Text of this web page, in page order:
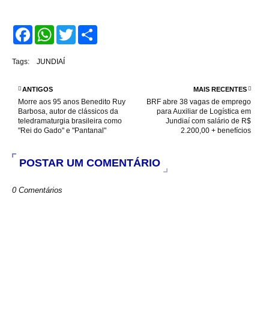
F
a
o
W
h
t
p
T
w
Tags: JUNDIAÍ
MAIS RECENTES
BRF abre 38 vagas de emprego
para Auxiliar de Logística em
Jundiaí com salário de R$
2.200,00 + benefícios
ANTIGOS
Morre aos 95 anos Benedito Ruy
Barbosa, autor de clássicos da
teledramaturgia brasileira como
"Rei do Gado" e "Pantanal"
POSTAR UM COMENTÁRIO
0 Comentários